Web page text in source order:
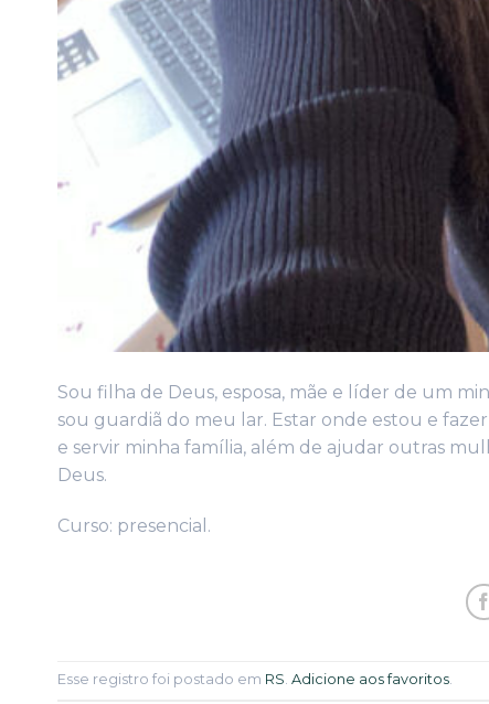
Sou filha de Deus, esposa, mãe e líder de um
sou guardiã do meu lar. Estar onde estou e
e servir minha família, além de ajudar outras
Deus.
Curso: presencial.
Esse registro foi postado em RS. Adicione aos favoritos.